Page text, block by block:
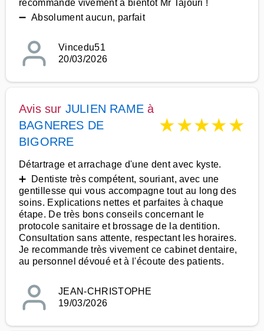
recommande vivement a bientot Mr Tajouri !
➖ Absolument aucun, parfait
Vincedu51
20/03/2026
Avis sur JULIEN RAME à
BAGNERES DE
BIGORRE
★★★★★
Détartrage et arrachage d'une dent avec kyste.
➕ Dentiste très compétent, souriant, avec une
gentillesse qui vous accompagne tout au long des
soins. Explications nettes et parfaites à chaque
étape. De très bons conseils concernant le
protocole sanitaire et brossage de la dentition.
Consultation sans attente, respectant les horaires.
Je recommande très vivement ce cabinet dentaire,
au personnel dévoué et à l'écoute des patients.
JEAN-CHRISTOPHE
19/03/2026